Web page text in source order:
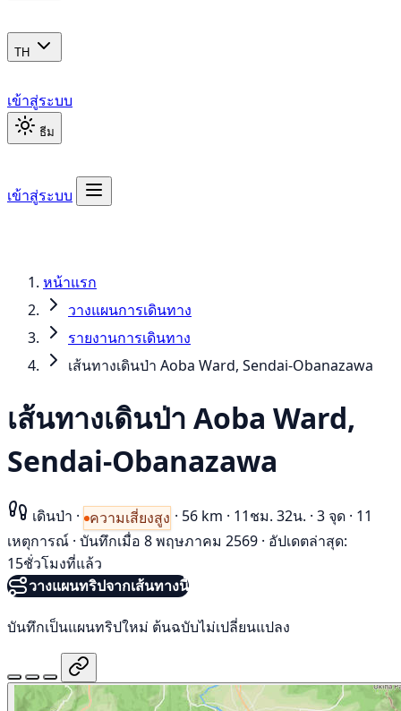
TH
เข้าสู่ระบบ
ธีม
เข้าสู่ระบบ
หน้าแรก
วางแผนการเดินทาง
รายงานการเดินทาง
เส้นทางเดินป่า Aoba Ward, Sendai-Obanazawa
เส้นทางเดินป่า Aoba Ward,
Sendai-Obanazawa
เดินป่า · ความเสี่ยงสูง · 56 km · 11ชม. 32น. · 3 จุด · 11
เหตุการณ์ · บันทึกเมื่อ 8 พฤษภาคม 2569 · อัปเดตล่าสุด:
15ชั่วโมงที่แล้ว
วางแผนทริปจากเส้นทางนี้
บันทึกเป็นแผนทริปใหม่ ต้นฉบับไม่เปลี่ยนแปลง